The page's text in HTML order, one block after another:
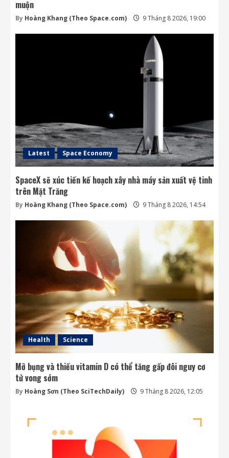
muộn
By Hoàng Khang (Theo Space.com) 9 Tháng 8 2026, 19:00
Latest Space Economy
SpaceX sẽ xúc tiến kế hoạch xây nhà máy sản xuất vệ tinh
trên Mặt Trăng
By Hoàng Khang (Theo Space.com) 9 Tháng 8 2026, 14:54
Health Science
Mỡ bụng và thiếu vitamin D có thể tăng gấp đôi nguy cơ
tử vong sớm
By Hoàng Sơn (Theo SciTechDaily) 9 Tháng 8 2026, 12:05